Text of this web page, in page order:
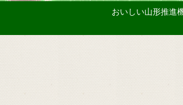
おいしい山形推